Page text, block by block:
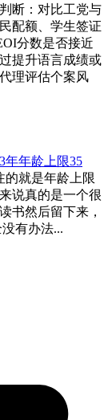
断：对比工党与
配额、学生签证
分数是否接近
提升语言成绩或
理评估个案风
年年龄上限35
的就是年龄上限
说真的是一个很
书然后留下来，
有办法...